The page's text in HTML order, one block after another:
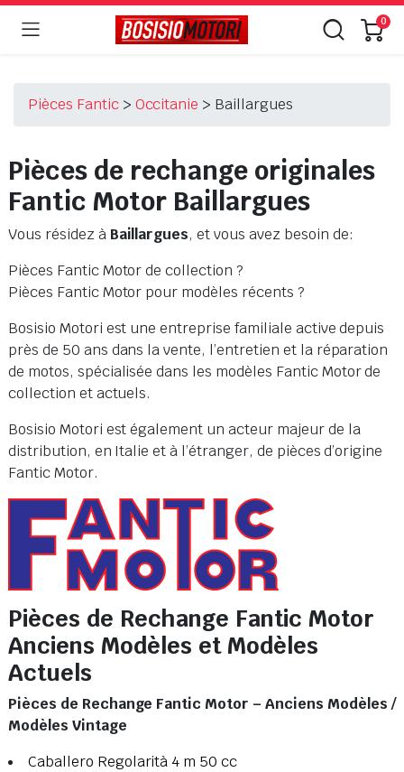
0
Pièces Fantic> Occitanie > Baillargues
Pièces de rechange originales
Fantic Motor Baillargues
Vous résidez à Baillargues, et vous avez besoin de:
Pièces Fantic Motor de collection ?
Pièces Fantic Motor pour modèles récents ?
Bosisio Motori est une entreprise familiale active depuis
près de 50 ans dans la vente, l’entretien et la réparation
de motos, spécialisée dans les modèles Fantic Motor de
collection et actuels.
Bosisio Motori est également un acteur majeur de la
distribution, en Italie et à l’étranger, de pièces d’origine
Fantic Motor.
Pièces de Rechange Fantic Motor
Anciens Modèles et Modèles
Actuels
Pièces de Rechange Fantic Motor – Anciens Modèles /
Modèles Vintage
Caballero Regolarità 4 m 50 cc